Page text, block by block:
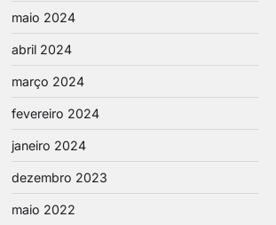
maio 2024
abril 2024
março 2024
fevereiro 2024
janeiro 2024
dezembro 2023
maio 2022